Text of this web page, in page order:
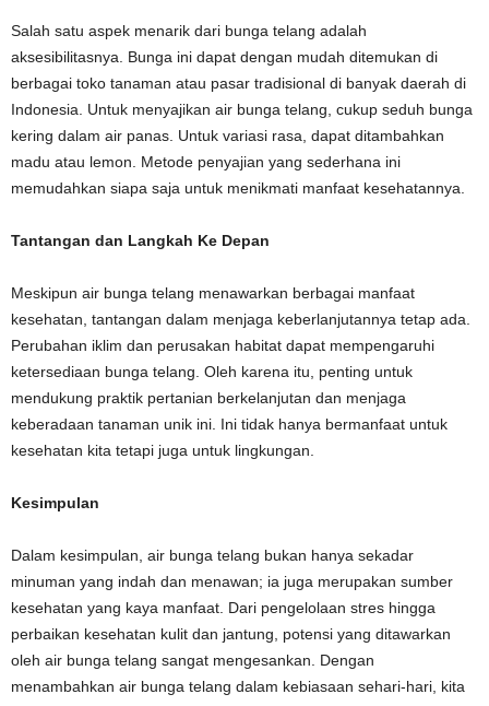
Salah satu aspek menarik dari bunga telang adalah
aksesibilitasnya. Bunga ini dapat dengan mudah ditemukan di
berbagai toko tanaman atau pasar tradisional di banyak daerah di
Indonesia. Untuk menyajikan air bunga telang, cukup seduh bunga
kering dalam air panas. Untuk variasi rasa, dapat ditambahkan
madu atau lemon. Metode penyajian yang sederhana ini
memudahkan siapa saja untuk menikmati manfaat kesehatannya.
Tantangan dan Langkah Ke Depan
Meskipun air bunga telang menawarkan berbagai manfaat
kesehatan, tantangan dalam menjaga keberlanjutannya tetap ada.
Perubahan iklim dan perusakan habitat dapat mempengaruhi
ketersediaan bunga telang. Oleh karena itu, penting untuk
mendukung praktik pertanian berkelanjutan dan menjaga
keberadaan tanaman unik ini. Ini tidak hanya bermanfaat untuk
kesehatan kita tetapi juga untuk lingkungan.
Kesimpulan
Dalam kesimpulan, air bunga telang bukan hanya sekadar
minuman yang indah dan menawan; ia juga merupakan sumber
kesehatan yang kaya manfaat. Dari pengelolaan stres hingga
perbaikan kesehatan kulit dan jantung, potensi yang ditawarkan
oleh air bunga telang sangat mengesankan. Dengan
menambahkan air bunga telang dalam kebiasaan sehari-hari, kita